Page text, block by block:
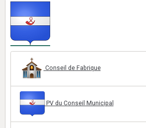
Conseil de Fabrique
PV du Conseil Municipal